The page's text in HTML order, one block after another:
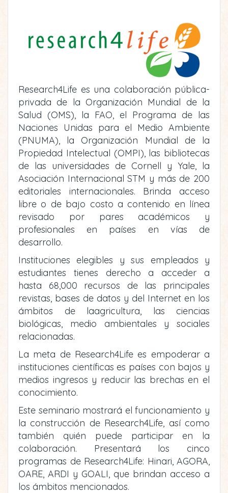
Research4Life es una colaboración pública-
privada de la Organización Mundial de la
Salud (OMS), la FAO, el Programa de las
Naciones Unidas para el Medio Ambiente
(PNUMA), la Organización Mundial de la
Propiedad Intelectual (OMPI), las bibliotecas
de las universidades de Cornell y Yale, la
Asociación Internacional STM y más de 200
editoriales internacionales. Brinda acceso
libre o de bajo costo a contenido en línea
revisado por pares académicos y
profesionales en países en vías de
desarrollo.
Instituciones elegibles y sus empleados y
estudiantes tienes derecho a acceder a
hasta 68,000 recursos de las principales
revistas, bases de datos y del Internet en los
ámbitos de laagricultura, las ciencias
biológicas, medio ambientales y sociales
relacionadas.
La meta de Research4Life es empoderar a
instituciones científicas es países con bajos y
medios ingresos y reducir las brechas en el
conocimiento.
Este seminario mostrará el funcionamiento y
la construcción de Research4Life, así como
también quién puede participar en la
colaboración. Presentará los cinco
programas de Research4Life: Hinari, AGORA,
OARE, ARDI y GOALI, que brindan acceso a
los ámbitos mencionados.